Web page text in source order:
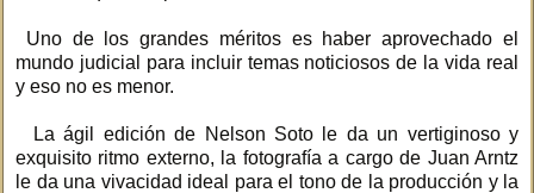
Uno de los grandes méritos es haber aprovechado el
mundo judicial para incluir temas noticiosos de la vida real
y eso no es menor.
La ágil edición de Nelson Soto le da un vertiginoso y
exquisito ritmo externo, la fotografía a cargo de Juan Arntz
le da una vivacidad ideal para el tono de la producción y la